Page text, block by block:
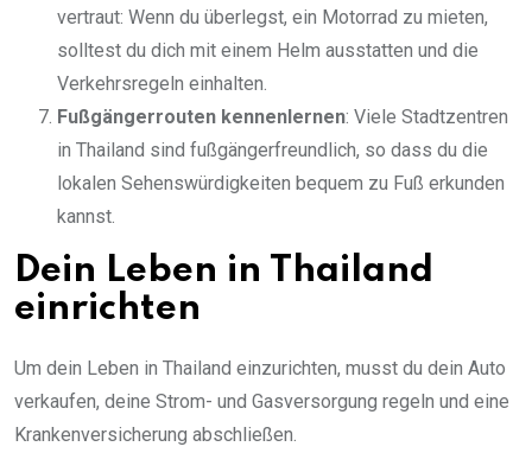
vertraut: Wenn du überlegst, ein Motorrad zu mieten,
solltest du dich mit einem Helm ausstatten und die
Verkehrsregeln einhalten.
Fußgängerrouten kennenlernen: Viele Stadtzentren
in Thailand sind fußgängerfreundlich, so dass du die
lokalen Sehenswürdigkeiten bequem zu Fuß erkunden
kannst.
Dein Leben in Thailand
einrichten
Um dein Leben in Thailand einzurichten, musst du dein Auto
verkaufen, deine Strom- und Gasversorgung regeln und eine
Krankenversicherung abschließen.